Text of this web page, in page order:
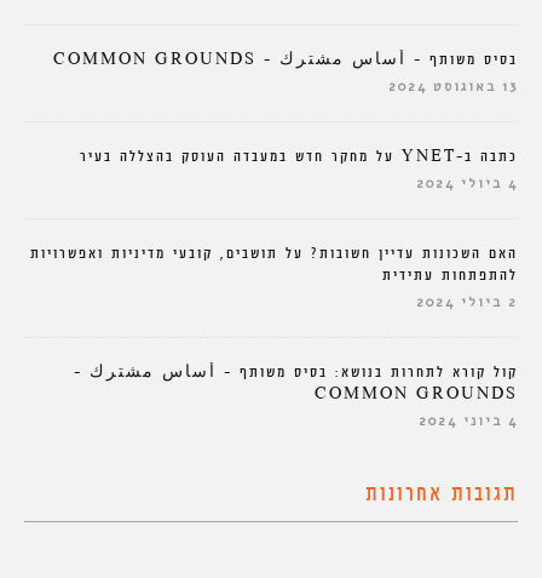
בסיס משותף – أساس مشترك – COMMON GROUNDS
13 באוגוסט 2024
כתבה ב-YNET על מחקר חדש במעבדה העוסק בהצללה בעיר
4 ביולי 2024
האם השכונות עדיין חשובות? על תושבים, קובעי מדיניות ואפשרויות
להתפתחות עתידית
2 ביולי 2024
קול קורא לתחרות בנושא: בסיס משותף – أساس مشترك –
COMMON GROUNDS
4 ביוני 2024
תגובות אחרונות